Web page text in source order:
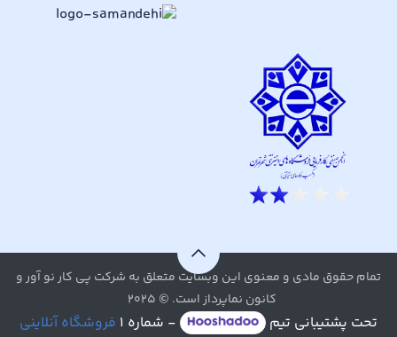
تمام حقوق مادی و معنوی این وبسایت متعلق به شرکت پی کار نو آور و
کانون نماپرداز است. © ۲۰۲۵
تحت پشتیبانی تیم - شماره ۱ فروشگاه آنلاینی